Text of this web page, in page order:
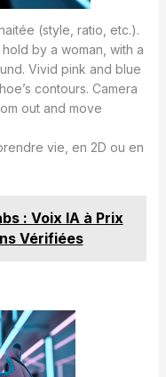
(style, ratio, etc.).
by a woman, with a
Vivid pink and blue
contours. Camera
out and move
vie, en 2D ou en
: Voix IA à Prix
Vérifiées